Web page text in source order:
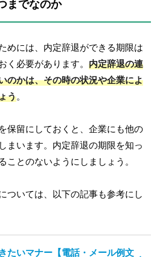
までなのか
めには、内定辞退ができる期限は
く必要があります。 内定辞退の連
のかは、その時の状況や企業によ
う。
保留にしておくと、企業にも他の
まいます。内定辞退の期限を知っ
ことのないようにしましょう。
ついては、以下の記事も参考にし
たいマナー【電話・メール例文